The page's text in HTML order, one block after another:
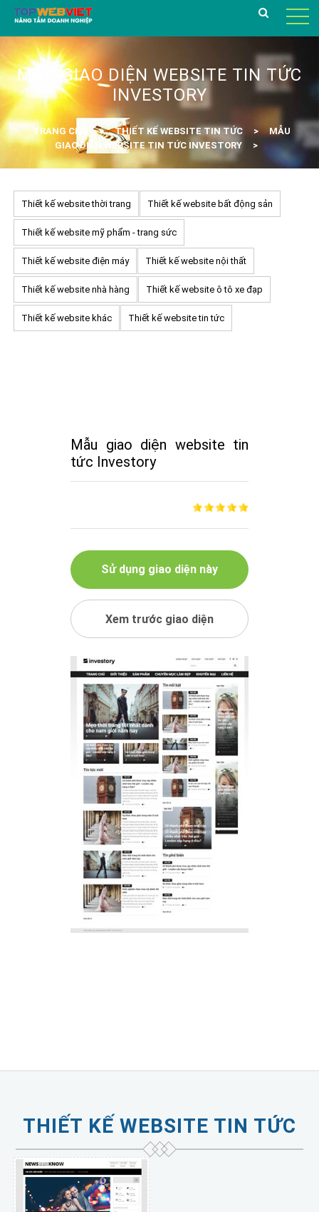
MẪU GIAO DIỆN WEBSITE TIN TỨC
INVESTORY
TRANG CHỦ THIẾT KẾ WEBSITE TIN TỨC
MẪU
GIAO DIỆN WEBSITE TIN TỨC INVESTORY
Thiết kế website thời trang Thiết kế website bất động sản
Thiết kế website mỹ phẩm - trang sức
Thiết kế website điện máy Thiết kế website nội thất
Thiết kế website nhà hàng Thiết kế website ô tô xe đạp
Thiết kế website khác Thiết kế website tin tức
Mẫu giao diện website tin
tức Investory
Sử dụng giao diện này
Xem trước giao diện
THIẾT KẾ WEBSITE TIN TỨC